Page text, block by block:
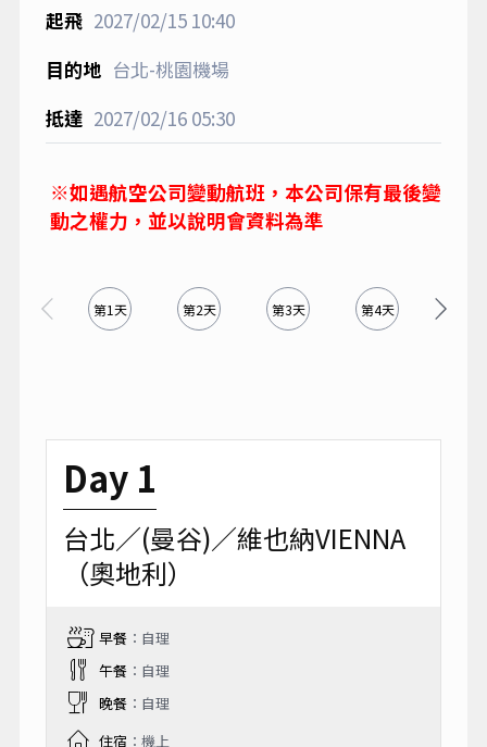
2027/02/1510:40
台北-桃園機場
2027/02/1605:30
※如遇航空公司變動航班，本公司保有最後變
動之權力，並以說明會資料為準
第1天 第2天 第3天 第4天
Day 1
台北／(曼谷)／維也納VIENNA
（奧地利）
早餐：自理
午餐：自理
晚餐：自理
住宿 ：機上